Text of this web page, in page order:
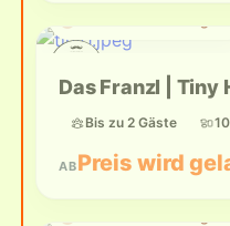
Das Franzl | Tiny
Bis zu 2 Gäste
ABPreis wird